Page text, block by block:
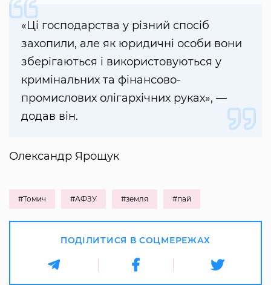
«Ці господарства у різний спосіб
захопили, але як юридичні особи вони
зберігаються і використовуються у
кримінальних та фінансово-
промислових олігархічних руках», —
додав він.
Олександр Ярощук
#Томич #АФЗУ #земля #пай
ПОДІЛИТИСЯ В СОЦМЕРЕЖАХ